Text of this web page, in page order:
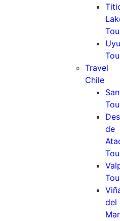
Travel
Chile
de
del
Mar